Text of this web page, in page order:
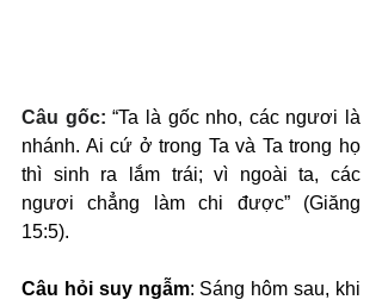
Câu gốc: “Ta là gốc nho, các ngươi là
nhánh. Ai cứ ở trong Ta và Ta trong họ
thì sinh ra lắm trái; vì ngoài ta, các
ngươi chẳng làm chi được” (Giăng
15:5).
Câu hỏi suy ngẫm: Sáng hôm sau, khi